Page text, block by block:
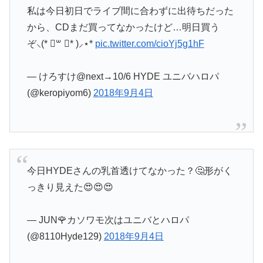
私は今日初日でライブ間に合わずに出待ちだった
から、CDまだ買ってなかったけど…明日買う
ぞ⸜(* ॑꒳ ॑* )⸝⋆* pic.twitter.com/cioYj5g1hF
— けろすけ@next→10/6 HYDE ユニバハロパ
(@keropiyom6) 2018年9月4日
今日HYDEさんの乳首透けてなかった？🤔形がく
っきり見えた😍😍😍
— JUN🌹カソワモ次はユニバとハロパ
(@8110Hyde129) 2018年9月4日